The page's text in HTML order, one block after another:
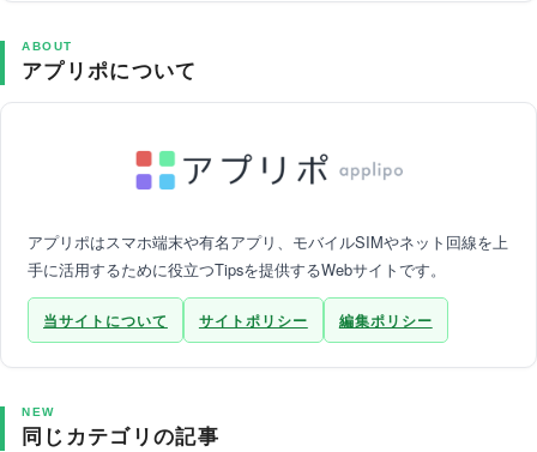
ABOUT
アプリポについて
アプリポはスマホ端末や有名アプリ、モバイルSIMやネット回線を上
手に活用するために役立つTipsを提供するWebサイトです。
当サイトについて サイトポリシー 編集ポリシー
NEW
同じカテゴリの記事